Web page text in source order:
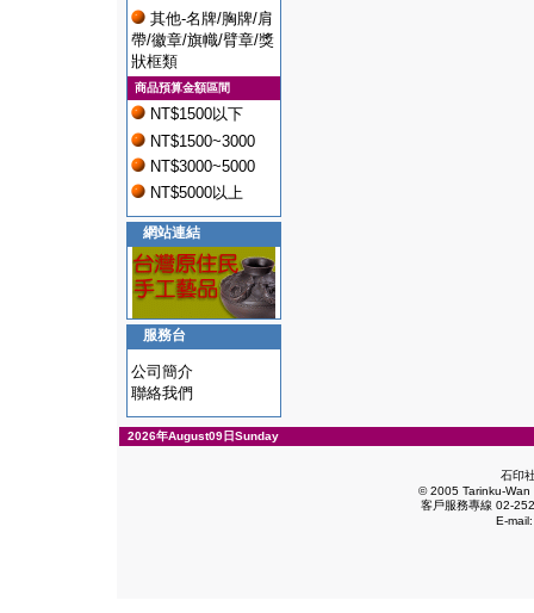
其他-名牌/胸牌/肩
帶/徽章/旗幟/臂章/獎
狀框類
商品預算金額區間
NT$1500以下
NT$1500~3000
NT$3000~5000
NT$5000以上
網站連結
服務台
公司簡介
聯絡我們
2026年August09日Sunday
石印
© 2005 Tarinku-Wan
客戶服務專線 02-
E-